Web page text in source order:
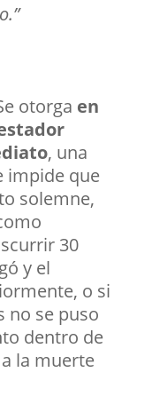
otorga en
, una
impide que
solemne,
30
y el
o si
no se puso
dentro de
la muerte